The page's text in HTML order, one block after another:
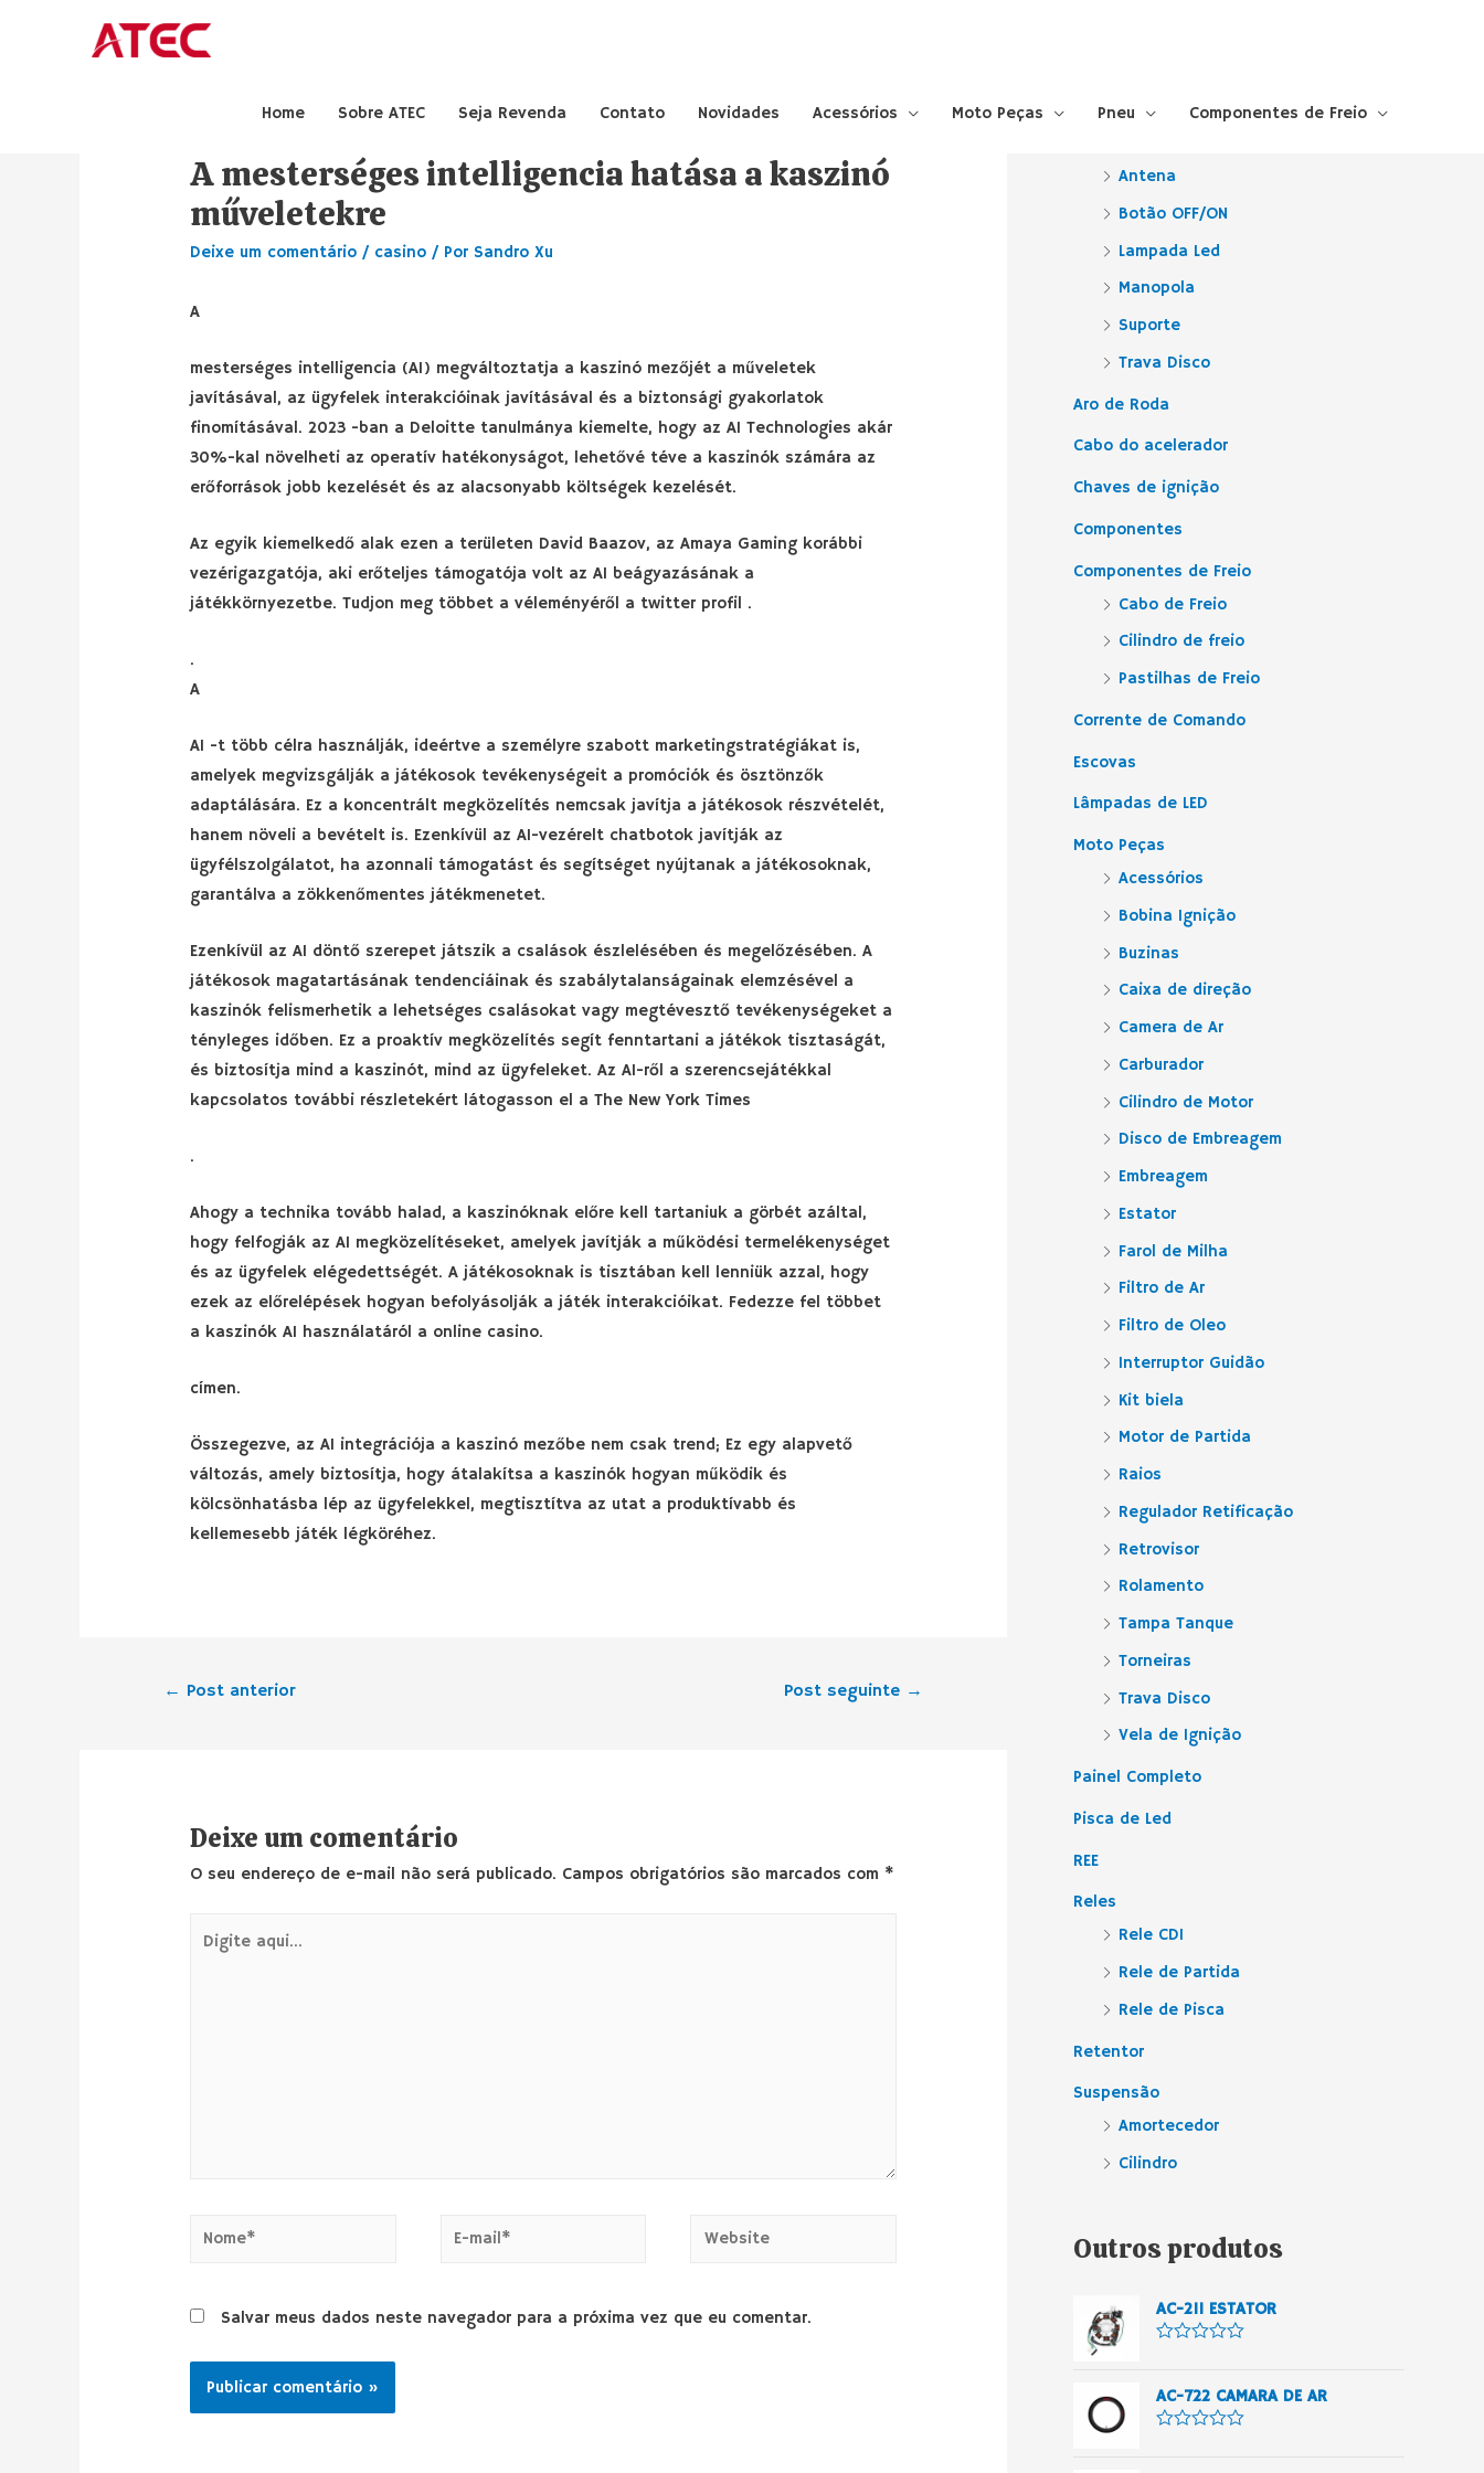
Home Sobre ATEC Seja Revenda Contato Novidades Acessórios Moto Peças Pneu Componentes de Freio
A mesterséges intelligencia hatása a kaszinó
műveletekre
Deixe um comentário / casino / Por Sandro Xu
A
mesterséges intelligencia (AI) megváltoztatja a kaszinó mezőjét a műveletek
javításával, az ügyfelek interakcióinak javításával és a biztonsági gyakorlatok
finomításával. 2023 -ban a Deloitte tanulmánya kiemelte, hogy az AI Technologies akár
30%-kal növelheti az operatív hatékonyságot, lehetővé téve a kaszinók számára az
erőforrások jobb kezelését és az alacsonyabb költségek kezelését.
Az egyik kiemelkedő alak ezen a területen David Baazov, az Amaya Gaming korábbi
vezérigazgatója, aki erőteljes támogatója volt az AI beágyazásának a
játékkörnyezetbe. Tudjon meg többet a véleményéről a twitter profil .
.
A
AI -t több célra használják, ideértve a személyre szabott marketingstratégiákat is,
amelyek megvizsgálják a játékosok tevékenységeit a promóciók és ösztönzők
adaptálására. Ez a koncentrált megközelítés nemcsak javítja a játékosok részvételét,
hanem növeli a bevételt is. Ezenkívül az AI-vezérelt chatbotok javítják az
ügyfélszolgálatot, ha azonnali támogatást és segítséget nyújtanak a játékosoknak,
garantálva a zökkenőmentes játékmenetet.
Ezenkívül az AI döntő szerepet játszik a csalások észlelésében és megelőzésében. A
játékosok magatartásának tendenciáinak és szabálytalanságainak elemzésével a
kaszinók felismerhetik a lehetséges csalásokat vagy megtévesztő tevékenységeket a
tényleges időben. Ez a proaktív megközelítés segít fenntartani a játékok tisztaságát,
és biztosítja mind a kaszinót, mind az ügyfeleket. Az AI-ről a szerencsejátékkal
kapcsolatos további részletekért látogasson el a The New York Times
.
Ahogy a technika tovább halad, a kaszinóknak előre kell tartaniuk a görbét azáltal,
hogy felfogják az AI megközelítéseket, amelyek javítják a működési termelékenységet
és az ügyfelek elégedettségét. A játékosoknak is tisztában kell lenniük azzal, hogy
ezek az előrelépések hogyan befolyásolják a játék interakcióikat. Fedezze fel többet
a kaszinók AI használatáról a online casino.
címen.
Összegezve, az AI integrációja a kaszinó mezőbe nem csak trend; Ez egy alapvető
változás, amely biztosítja, hogy átalakítsa a kaszinók hogyan működik és
kölcsönhatásba lép az ügyfelekkel, megtisztítva az utat a produktívabb és
kellemesebb játék légköréhez.
← Post anterior Post seguinte →
Deixe um comentário
O seu endereço de e-mail não será publicado. Campos obrigatórios são marcados com *
Salvar meus dados neste navegador para a próxima vez que eu comentar.
Antena
Botão OFF/ON
Lampada Led
Manopola
Suporte
Trava Disco
Aro de Roda
Cabo do acelerador
Chaves de ignição
Componentes
Componentes de Freio
Cabo de Freio
Cilindro de freio
Pastilhas de Freio
Corrente de Comando
Escovas
Lâmpadas de LED
Moto Peças
Acessórios
Bobina Ignição
Buzinas
Caixa de direção
Camera de Ar
Carburador
Cilindro de Motor
Disco de Embreagem
Embreagem
Estator
Farol de Milha
Filtro de Ar
Filtro de Oleo
Interruptor Guidão
Kit biela
Motor de Partida
Raios
Regulador Retificação
Retrovisor
Rolamento
Tampa Tanque
Torneiras
Trava Disco
Vela de Ignição
Painel Completo
Pisca de Led
REE
Reles
Rele CDI
Rele de Partida
Rele de Pisca
Retentor
Suspensão
Amortecedor
Cilindro
Outros produtos
AC-211 ESTATOR
a
l
i
AC-722 CAMARA DE AR